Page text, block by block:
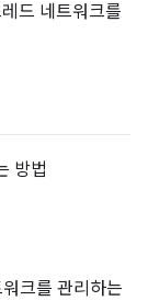
드 네트워크를
방법
크를 관리하는